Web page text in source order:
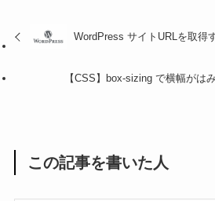
WordPress サイトURLを取得
【CSS】box-sizing で横幅がは
この記事を書いた人